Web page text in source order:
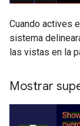
Cuando actives
sistema
las vistas en la
Mostrar